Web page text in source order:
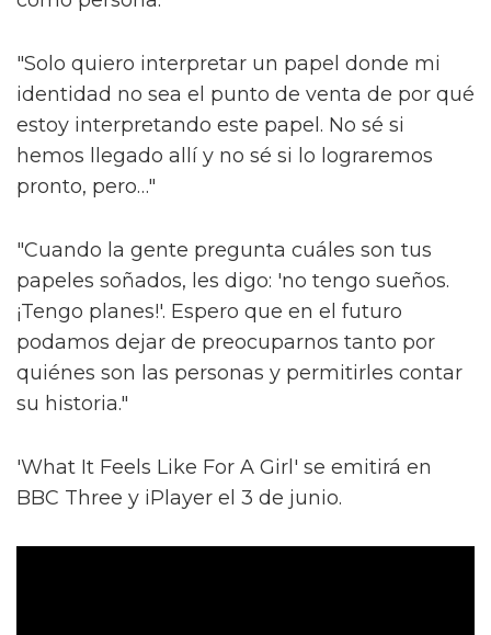
"Solo quiero interpretar un papel donde mi
identidad no sea el punto de venta de por qué
estoy interpretando este papel. No sé si
hemos llegado allí y no sé si lo lograremos
pronto, pero…"
"Cuando la gente pregunta cuáles son tus
papeles soñados, les digo: 'no tengo sueños.
¡Tengo planes!'. Espero que en el futuro
podamos dejar de preocuparnos tanto por
quiénes son las personas y permitirles contar
su historia."
'What It Feels Like For A Girl' se emitirá en
BBC Three y iPlayer el 3 de junio.